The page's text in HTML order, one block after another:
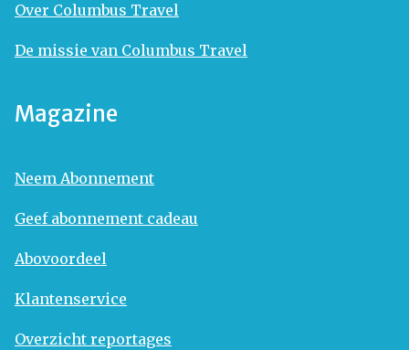
Over Columbus Travel
De missie van Columbus Travel
Magazine
Neem Abonnement
Geef abonnement cadeau
Abovoordeel
Klantenservice
Overzicht reportages